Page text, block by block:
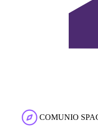
COMUNIO